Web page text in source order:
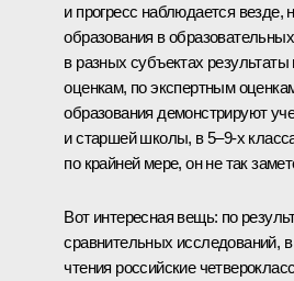
и прогресс наблюдается везде,
образования в
в разных субъектах
оценкам, по экспертным
образования демонстрируют
и старшей школы, в 5–9-х
по крайней мере, он не так
Вот интересная вещь: по
сравнительных исследований,
чтения российские